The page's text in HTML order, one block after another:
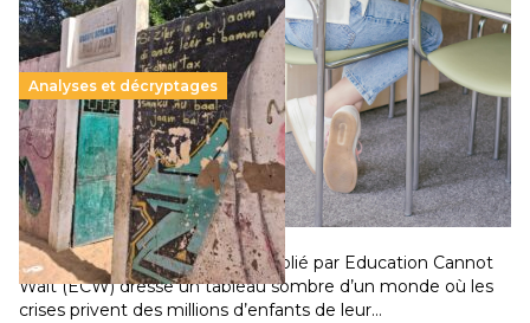
Analyses et décryptages
258 millions d’enfants victimes de la guerre, des
chocs climatiques et des déplacements de
population
11 juillet 2026- National
Un nouveau rapport mondial publié par Education Cannot
Wait (ECW) dresse un tableau sombre d’un monde où les
crises privent des millions d’enfants de leur…